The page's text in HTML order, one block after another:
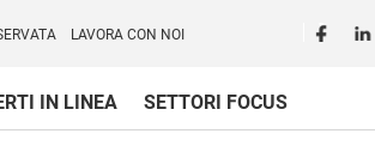
LAVORA CON NOI Seguici
IN LINEA
SETTORI FOCUS